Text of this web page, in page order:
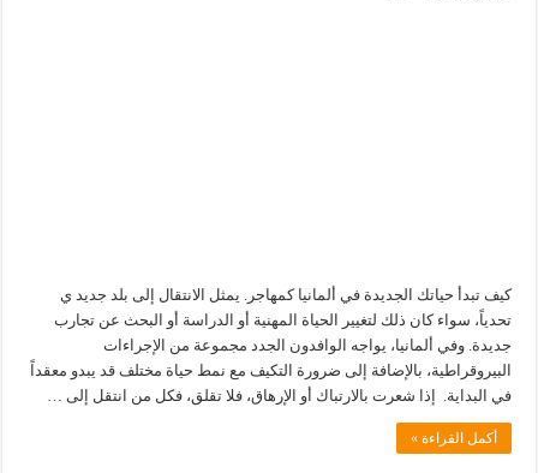
كيف تبدأ حياتك الجديدة في ألمانيا كمهاجر. يمثل الانتقال إلى بلد جديد ي
تحدياً، سواء كان ذلك لتغيير الحياة المهنية أو الدراسة أو البحث عن تجارب
جديدة. وفي ألمانيا، يواجه الوافدون الجدد مجموعة من الإجراءات
البيروقراطية، بالإضافة إلى ضرورة التكيف مع نمط حياة مختلف قد يبدو معقداً
في البداية. إذا شعرت بالارتباك أو الإرهاق، فلا تقلق، فكل من انتقل إلى …
أكمل القراءة »